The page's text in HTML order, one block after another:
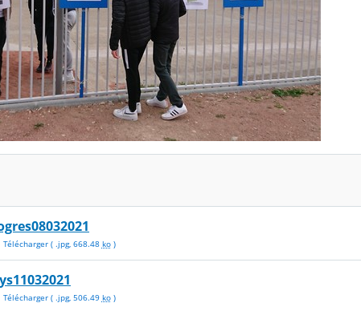
Télécharger( .jpg, 668.48 ko)
Télécharger( .jpg, 506.49 ko)